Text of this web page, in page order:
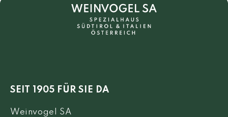
SEIT 1905 FÜR SIE DA
Weinvogel SA